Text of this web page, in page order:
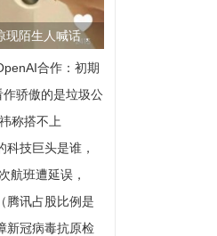
陌生人喊话，
合作：初期
分成佣金
骄傲的是垃圾公
称搭不上
技巨头是谁，
航班遭延误，
腾讯占股比例是
新冠病毒抗原检